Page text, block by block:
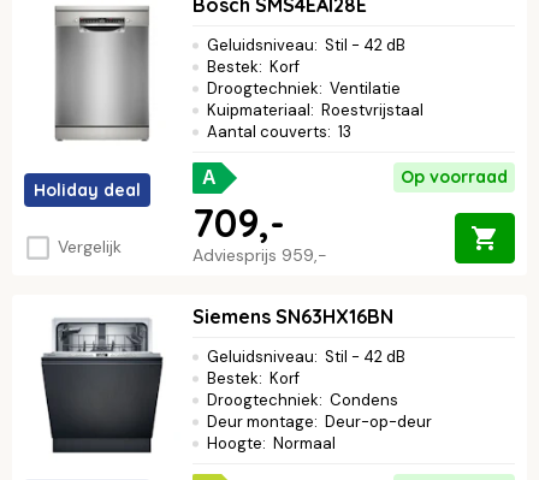
Holiday deal
Vergelijk
Geluidsniveau: Stil - 42 dB
Bestek: Korf
Droogtechniek: Ventilatie
Kuipmateriaal: Roestvrijstaal
Aantal couverts: 13
A Op voorraad
Adviesprijs 959,-
709,-
Siemens SN63HX16BN
Geluidsniveau: Stil - 42 dB
Bestek: Korf
Droogtechniek: Condens
Deur montage: Deur-op-deur
Hoogte: Normaal